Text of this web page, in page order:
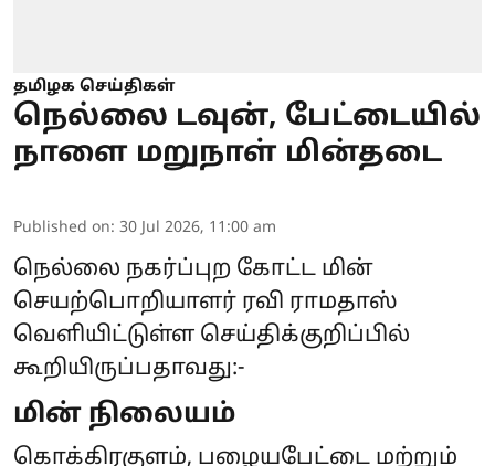
தமிழக செய்திகள்
நெல்லை டவுன், பேட்டையில்
நாளை மறுநாள் மின்தடை
Published on: 30 Jul 2026, 11:00 am
நெல்லை நகர்ப்புற கோட்ட மின்
செயற்பொறியாளர் ரவி ராமதாஸ்
வெளியிட்டுள்ள செய்திக்குறிப்பில்
கூறியிருப்பதாவது:-
மின் நிலையம்
கொக்கிரகுளம், பழையபேட்டை மற்றும்